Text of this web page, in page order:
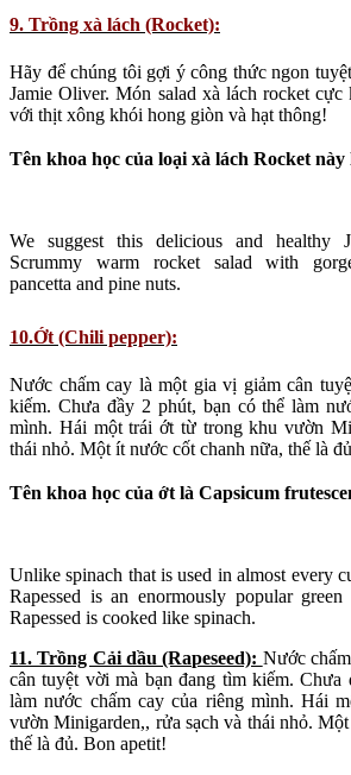
9. Trồng xà lách (Rocket):
Hãy để chúng tôi gợi ý công thức ngon
Jamie Oliver. Món salad xà lách rocket
với thịt xông khói hong giòn và hạt thông!
Tên khoa học của loại xà lách Rocket này
We suggest this delicious and healthy
Scrummy warm rocket salad with
pancetta and pine nuts.
10.Ớt (Chili pepper):
Nước chấm cay là một gia vị giảm cân
kiếm. Chưa đầy 2 phút, bạn có thể làm
mình. Hái một trái ớt từ trong khu vườn
thái nhỏ. Một ít nước cốt chanh nữa, thế là
Tên khoa học của ớt là Capsicum
Unlike spinach that is used in almost every
Rapessed is an enormously popular
Rapessed is cooked like spinach.
11. Trồng Cải dầu (Rapeseed): Nước
cân tuyệt vời mà bạn đang tìm kiếm. Chưa
làm nước chấm cay của riêng mình. Hái
vườn Minigarden,, rửa sạch và thái nhỏ.
thế là đủ. Bon apetit!